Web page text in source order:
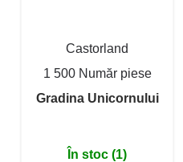
Castorland
1 500 Număr piese
Gradina Unicornului
În stoc (1)